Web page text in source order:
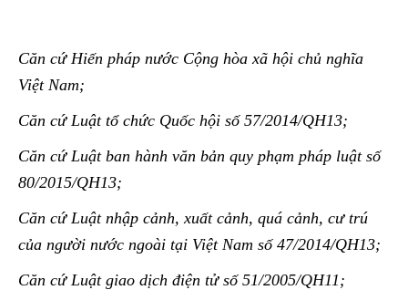
Căn cứ Hiến pháp nước Cộng hòa xã hội chủ nghĩa
Việt Nam;
Căn cứ Luật tổ chức Quốc hội số 57/2014/QH13;
Căn cứ Luật ban hành văn bản quy phạm pháp luật số
80/2015/QH13;
Căn cứ Luật nhập cảnh, xuất cảnh, quá cảnh, cư trú
của người nước ngoài tại Việt Nam số 47/2014/QH13;
Căn cứ Luật giao dịch điện tử số 51/2005/QH11;